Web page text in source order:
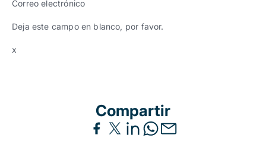
Correo electrónico
Deja este campo en blanco, por favor.
x
Compartir